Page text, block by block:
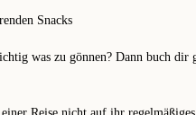
Snacks
was zu gönnen? Dann buch dir